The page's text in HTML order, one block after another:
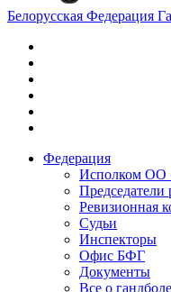
Белорусская Федерация
Федерация
Исполком ОО
Председатели
Ревизионная
Судьи
Инспекторы
Офис БФГ
Документы
Все о гандболе